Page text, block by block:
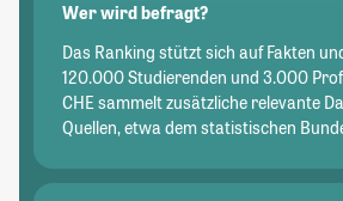
Wer wird befragt?
Das Ranking stützt sich auf Fakten
120.000 Studierenden und 3.000
CHE sammelt zusätzliche relevante
Quellen, etwa dem statistischen